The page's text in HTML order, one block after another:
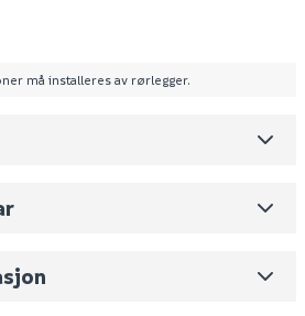
må installeres av rørlegger.
24330001
8.464 (dm3 per salgsforpakning)